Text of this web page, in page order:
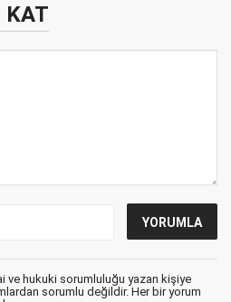
KAT
ve hukuki sorumluluğu yazan kişiye
sorumlu değildir. Her bir yorum